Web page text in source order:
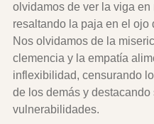
olvidamos de ver la viga en
resaltando la paja en el ojo
Nos olvidamos de la
clemencia y la empatía
inflexibilidad, censurando
de los demás y destacando
vulnerabilidades.